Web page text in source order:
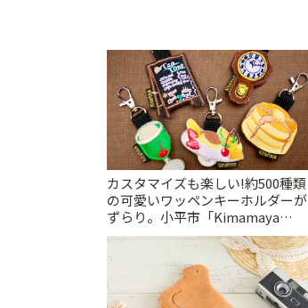
カスタマイズも楽しい!約500種類
の可愛いワッペンキーホルダーが
ずらり。小平市「Kimamaya
T&K」 | ことりっぷ